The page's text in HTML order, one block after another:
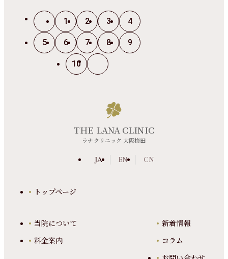
1 2 3 4
5 6 7 8 9
10
THE LANA CLINIC
ラナクリニック 大阪梅田
JA EN CN
トップページ
当院について
料金案内
新着情報
コラム